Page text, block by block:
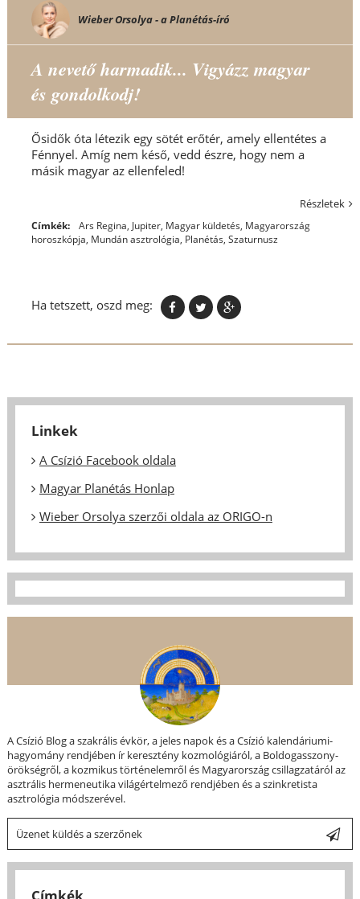
Wieber Orsolya - a Planétás-író
A nevető harmadik... Vigyázz magyar
és gondolkodj!
Ősidők óta létezik egy sötét erőtér, amely ellentétes a
Fénnyel. Amíg nem késő, vedd észre, hogy nem a
másik magyar az ellenfeled!
Részletek
Címkék: Ars Regina, Jupiter, Magyar küldetés, Magyarország
horoszkópja, Mundán asztrológia, Planétás, Szaturnusz
Ha tetszett, oszd meg:
Linkek
A Csízió Facebook oldala
Magyar Planétás Honlap
Wieber Orsolya szerzői oldala az ORIGO-n
A Csízió Blog a szakrális évkör, a jeles napok és a Csízió kalendáriumi-
hagyomány rendjében ír keresztény kozmológiáról, a Boldogasszony-
örökségről, a kozmikus történelemről és Magyarország csillagzatáról az
asztrális hermeneutika világértelmező rendjében és a szinkretista
asztrológia módszerével.
Üzenet küldés a szerzőnek
Címkék